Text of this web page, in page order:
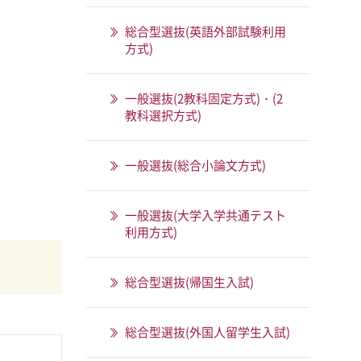
総合型選抜(英語外部試験利用
方式)
一般選抜(2教科固定方式)・(2
教科選択方式)
一般選抜(総合小論文方式)
一般選抜(大学入学共通テスト
利用方式)
総合型選抜(帰国生入試)
総合型選抜(外国人留学生入試)